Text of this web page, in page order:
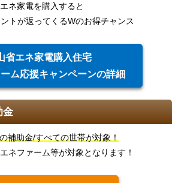
ネ家電を購入すると
トが返ってくるWのお得チャンス
省エネ家電購入住宅
ム応援キャンペーンの詳細
金
補助金/すべての世帯が対象！
ネファーム等が対象となります！